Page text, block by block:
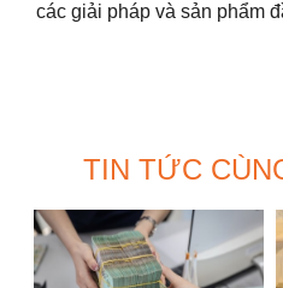
các giải pháp và sản phẩm
TIN TỨC